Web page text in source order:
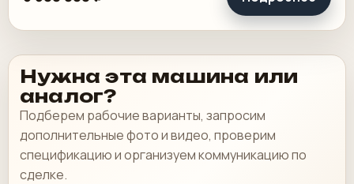
Нужна эта машина или
аналог?
Подберем рабочие варианты, запросим
дополнительные фото и видео, проверим
спецификацию и организуем коммуникацию по
сделке.